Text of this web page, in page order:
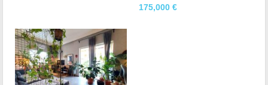
175,000 €